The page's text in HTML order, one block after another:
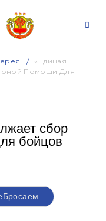
«Единая
Помощи Для
сбор
бойцов